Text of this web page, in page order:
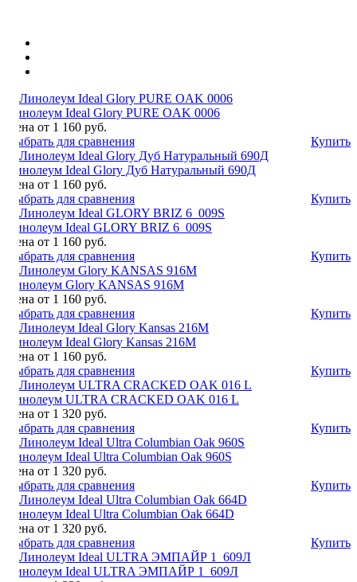
Линолеум Ideal Glory PURE OAK 0006
Цена от 1 160 руб.
Купить
Выбрать для сравнения
Линолеум Ideal Glory Дуб Натуральный 690Д
Цена от 1 160 руб.
Купить
Выбрать для сравнения
Линолеум Ideal GLORY BRIZ 6_009S
Цена от 1 160 руб.
Купить
Выбрать для сравнения
Линолеум Glory KANSAS 916М
Цена от 1 160 руб.
Купить
Выбрать для сравнения
Линолеум Ideal Glory Kansas 216M
Цена от 1 160 руб.
Купить
Выбрать для сравнения
Линолеум ULTRA CRACKED OAK 016 L
Цена от 1 320 руб.
Купить
Выбрать для сравнения
Линолеум Ideal Ultra Columbian Oak 960S
Цена от 1 320 руб.
Купить
Выбрать для сравнения
Линолеум Ideal Ultra Columbian Oak 664D
Цена от 1 320 руб.
Купить
Выбрать для сравнения
Линолеум Ideal ULTRA ЭМПАЙР 1_609Л